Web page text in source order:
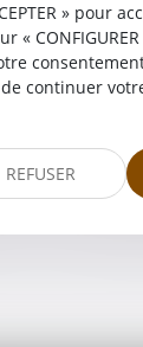
» pour
«
continuer
REFUSER